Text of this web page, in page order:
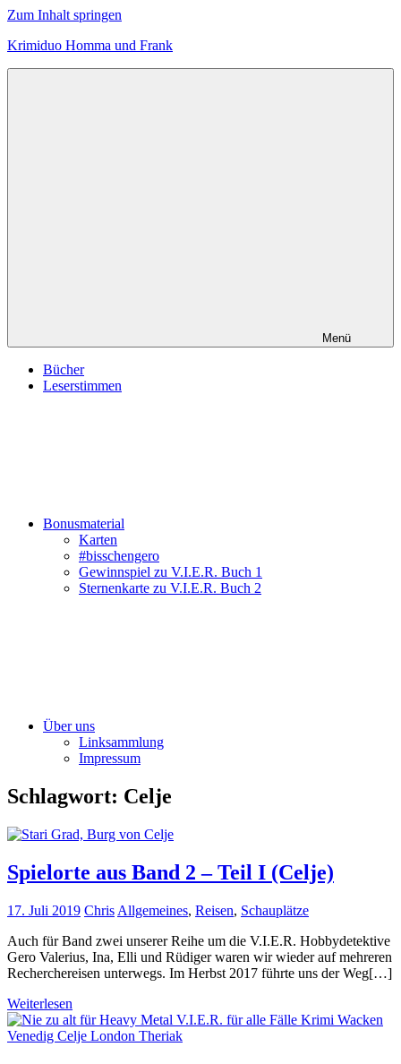
Zum Inhalt springen
Krimiduo Homma und Frank
Menü
Bücher
Leserstimmen
Bonusmaterial
Karten
#bisschengero
Gewinnspiel zu V.I.E.R. Buch 1
Sternenkarte zu V.I.E.R. Buch 2
Über uns
Linksammlung
Impressum
Schlagwort: Celje
Spielorte aus Band 2 – Teil I (Celje)
17. Juli 2019 Chris Allgemeines, Reisen, Schauplätze
Auch für Band zwei unserer Reihe um die V.I.E.R. Hobbydetektive
Gero Valerius, Ina, Elli und Rüdiger waren wir wieder auf mehreren
Recherchereisen unterwegs. Im Herbst 2017 führte uns der Weg[…]
Weiterlesen